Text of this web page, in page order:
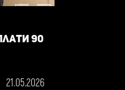
90
21.05.2026